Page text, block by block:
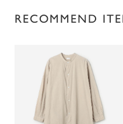
RECOMMEND